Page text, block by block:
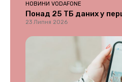
НОВИНИ VODAFONE
Понад 25 ТБ даних у
23 Липня 2026